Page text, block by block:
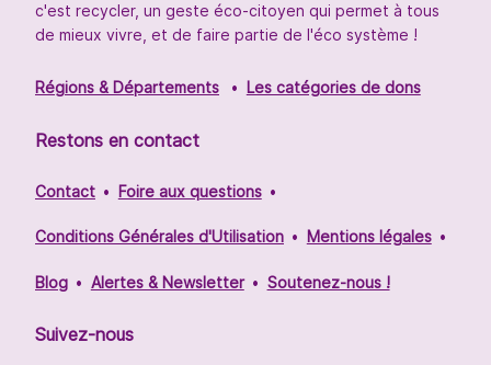
c'est recycler, un geste éco-citoyen qui permet à tous
de mieux vivre, et de faire partie de l'éco système !
Régions & Départements Les catégories de dons
Restons en contact
Contact Foire aux questions
Conditions Générales d'Utilisation Mentions légales
Blog Alertes & Newsletter Soutenez-nous !
Suivez-nous